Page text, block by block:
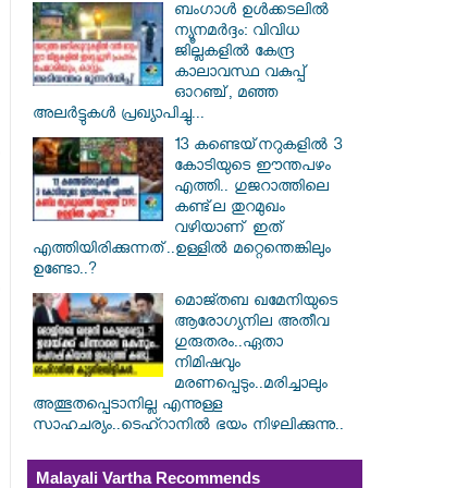
ബംഗാൾ ഉൾക്കടലിൽ
ന്യൂനമർദ്ദം: വിവിധ
ജില്ലകളിൽ കേന്ദ്ര
കാലാവസ്ഥ വകുപ്പ്
ഓറഞ്ച്, മഞ്ഞ
അലർട്ടുകൾ പ്രഖ്യാപിച്ചു...
13 കണ്ടെയ്‌നറുകളിൽ 3
കോടിയുടെ ഈന്തപഴം
എത്തി.. ഗുജറാത്തിലെ
കണ്ട്‌ല തുറമുഖം
വഴിയാണ് ഇത്
എത്തിയിരിക്കുന്നത്..ഉള്ളിൽ മറ്റെന്തെങ്കിലും
ഉണ്ടോ..?
മൊജ്തബ ഖമേനിയുടെ
ആരോഗ്യനില അതീവ
ഗുരുതരം..ഏതാ
നിമിഷവും
മരണപ്പെടും..മരിച്ചാലും
അത്ഭുതപ്പെടാനില്ല എന്നുള്ള
സാഹചര്യം..ടെഹ്റാനിൽ ഭയം നിഴലിക്കുന്നു..
Malayali Vartha Recommends